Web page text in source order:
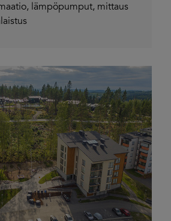
, lämpöpumput, mittaus